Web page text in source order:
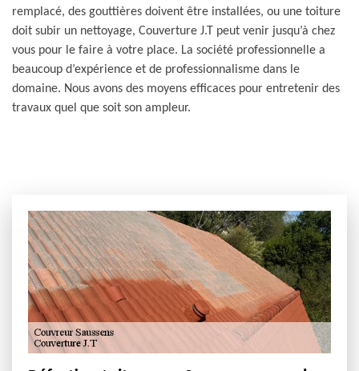
remplacé, des gouttières doivent être installées, ou une toiture
doit subir un nettoyage, Couverture J.T peut venir jusqu’à chez
vous pour le faire à votre place. La société professionnelle a
beaucoup d’expérience et de professionnalisme dans le
domaine. Nous avons des moyens efficaces pour entretenir des
travaux quel que soit son ampleur.